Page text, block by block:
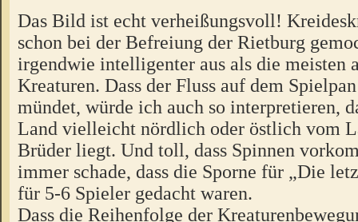
Das Bild ist echt verheißungsvoll!
schon bei der Befreiung der Rietburg
irgendwie intelligenter aus als die meisten
Kreaturen. Dass der Fluss auf dem
mündet, würde ich auch so interpretieren,
Land vielleicht nördlich oder östlich vom
Brüder liegt. Und toll, dass Spinnen
immer schade, dass die Sporne für „Die
für 5-6 Spieler gedacht waren.
Dass die Reihenfolge der